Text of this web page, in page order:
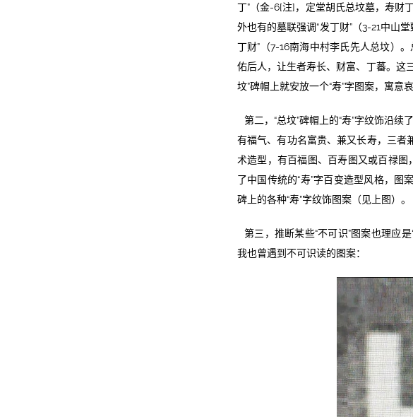
丁”（金-6[注]，定堂胡氏总坟墓，寿财
外也有的墓联强调“发丁财”（3-21中山
丁财”（7-16南海中村李氏先人总坟）
佑后人，让生者寿长、财富、丁蕃。这
坟”碑帽上就安放一个“寿”字图案，寓意
第二，“总坟”碑帽上的“寿”字纹饰沿续
有福气、有功名富贵、兼又长寿，三者
术造型，有百福图、百寿图又或百禄图
了中国传统的“寿”字百变造型风格，图
碑上的各种“寿”字纹饰图案（见上图）。
第三，推断某些“不可识”图案也理应
我也曾遇到不可识读的图案：